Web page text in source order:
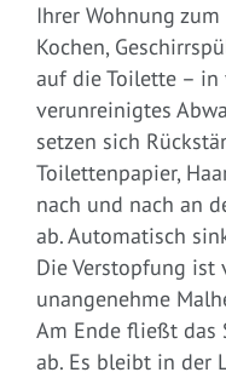
Ihrer Wohnung zum
Kochen,
auf die Toilette –
verunreinigtes
setzen sich
Toilettenpapier,
nach und nach an
ab. Automatisch
Die Verstopfung ist
unangenehme
Am Ende fließt das
ab. Es bleibt in der